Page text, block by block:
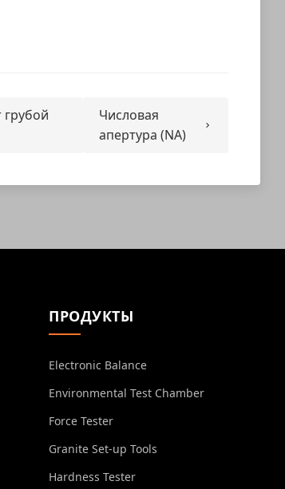
грубой
Числовая
апертура (NA)
ПРОДУКТЫ
Electronic Balance
Environmental Test Chamber
Force Tester
Granite Set-up Tools
Hardness Tester